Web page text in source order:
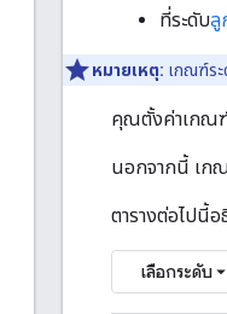
ที่ระดับลู
หมายเหตุ: เกณฑ์ระ
คุณตั้งค่าเกณฑ์
นอกจากนี้ เกณ
ตารางต่อไปนี้
เลือกระดับ